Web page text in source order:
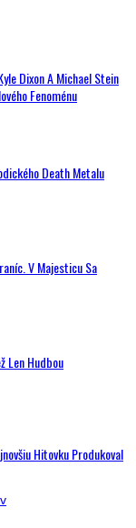
Dixon A Michael Stein
Fenoménu
Death Metalu
V Majesticu Sa
Len Hudbou
Hitovku Produkoval